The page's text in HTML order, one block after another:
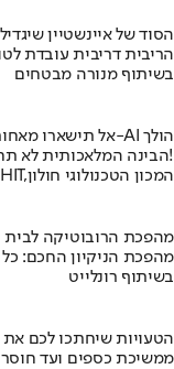
הסוד של איינשטיין
הריבית דריבית עובדת
בשיתוף מנורה מבטחים
אל תישארו מאחור – בואו לגלות לאן ה-AI הולך
הבינה המלאכותית לא תחליף אנשים, היא תחליף את מי שלא משתמש בה!
בשיתוף HIT,המכון הטכנולוגי חולון
מהפכת הרובוטיקה לבית
מהפכת הניקיון החכם:
בשיתוף רונלייט
הטעויות שיחתכו לכם
ממשיכת כספים ועד